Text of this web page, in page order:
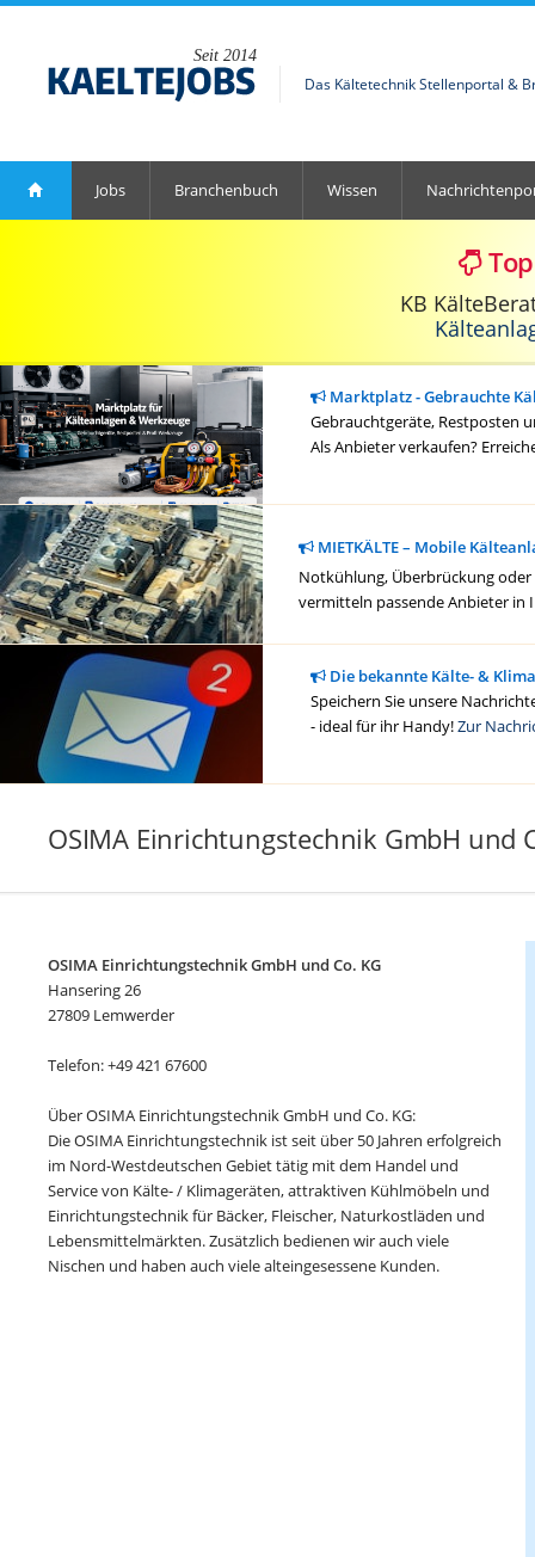
Seit 2014
Das Kältetechnik Stellenportal &
Jobs Branchenbuch Wissen
KB
Marktplatz - Gebrauchte
Gebrauchtgeräte, Restposten
Als Anbieter verkaufen?
MIETKÄLTE – Mobile
Notkühlung, Überbrückung
vermitteln passende Anbieter in
Die bekannte Kälte- &
Speichern Sie unsere
- ideal für ihr Handy!Zur
OSIMA Einrichtungstechnik GmbH und
OSIMA Einrichtungstechnik GmbH und Co. KG
Hansering 26
27809 Lemwerder
Telefon: +49 421 67600
Über OSIMA Einrichtungstechnik GmbH und Co. KG:
Die OSIMA Einrichtungstechnik ist seit über 50 Jahren erfolgreich
im Nord-Westdeutschen Gebiet tätig mit dem Handel und
Service von Kälte- / Klimageräten, attraktiven Kühlmöbeln und
Einrichtungstechnik für Bäcker, Fleischer, Naturkostläden und
Lebensmittelmärkten. Zusätzlich bedienen wir auch viele
Nischen und haben auch viele alteingesessene Kunden.